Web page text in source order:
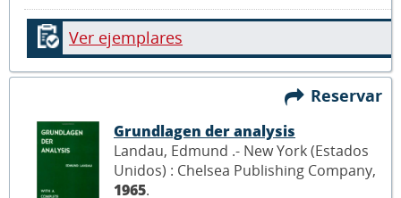
Ver ejemplares
Reservar
Grundlagen der analysis
Landau, Edmund .- New York (Estados
Unidos) : Chelsea Publishing Company,
1965.